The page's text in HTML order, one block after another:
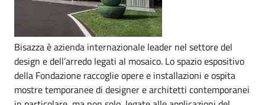
Bisazza è azienda internazionale leader nel settore del
design e dell’arredo legati al mosaico. Lo spazio espositivo
della Fondazione raccoglie opere e installazioni e ospita
mostre temporanee di designer e architetti contemporanei